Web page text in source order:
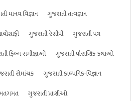
માનવ વિજ્ઞાન
ગુજરાતી તત્વજ્ઞાન
ગુજરાતી રેસીપી
ગુજરાતી પત્ર
ફિલ્મ સમીક્ષાઓ
ગુજરાતી પૌરાણિક કથાઓ
રોમાંચક
ગુજરાતી કાલ્પનિક-વિજ્ઞાન
ગુજરાતી પ્રાણીઓ